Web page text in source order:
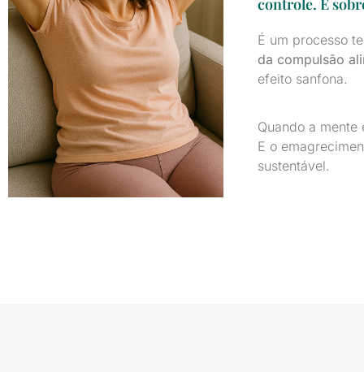
controle. É
É um processo
da compulsão
efeito sanfona.
Quando a
E o
sustentável.